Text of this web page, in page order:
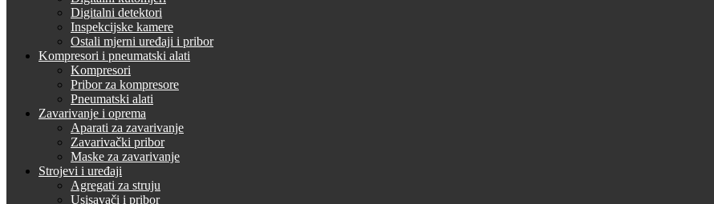
Digitalni detektori
Inspekcijske kamere
Ostali mjerni uređaji i pribor
Kompresori i pneumatski alati
Kompresori
Pribor za kompresore
Pneumatski alati
Zavarivanje i oprema
Aparati za zavarivanje
Zavarivački pribor
Maske za zavarivanje
Strojevi i uređaji
Agregati za struju
Usisavači i pribor